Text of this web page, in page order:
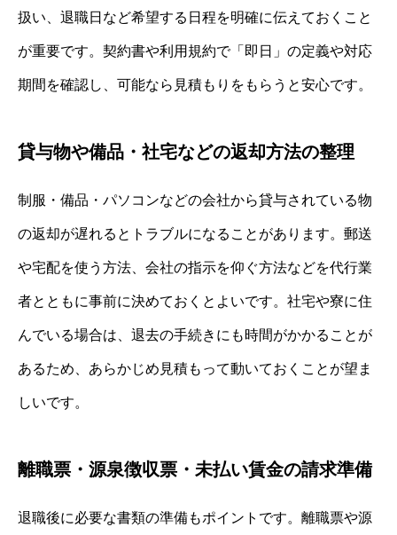
扱い、退職日など希望する日程を明確に伝えておくこと
が重要です。契約書や利用規約で「即日」の定義や対応
期間を確認し、可能なら見積もりをもらうと安心です。
貸与物や備品・社宅などの返却方法の整理
制服・備品・パソコンなどの会社から貸与されている物
の返却が遅れるとトラブルになることがあります。郵送
や宅配を使う方法、会社の指示を仰ぐ方法などを代行業
者とともに事前に決めておくとよいです。社宅や寮に住
んでいる場合は、退去の手続きにも時間がかかることが
あるため、あらかじめ見積もって動いておくことが望ま
しいです。
離職票・源泉徴収票・未払い賃金の請求準備
退職後に必要な書類の準備もポイントです。離職票や源